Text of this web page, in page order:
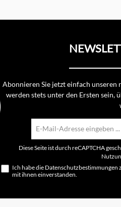
Abonnieren Sie jetzt einfach unseren
werden stets unter den Ersten sein,
Diese Seite ist durch reCAPTCHA
Ich habe die Datenschutzbestimmungen
mit ihnen einverstanden.